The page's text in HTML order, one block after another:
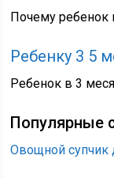
Почему
Ребенку 3 5
Ребенок в 3
Популярные
Овощной супчик